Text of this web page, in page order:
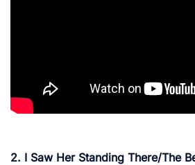
2. I Saw Her Standing There/The